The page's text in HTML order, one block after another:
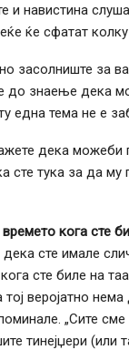
и навистина
ќе сфатат
засолниште за
до знаење дека
една тема не е
дека можеби
сте тука за да му
кога сте
сте имале
сте биле на
тој веројатно
„Сите сме
тинејџери (или